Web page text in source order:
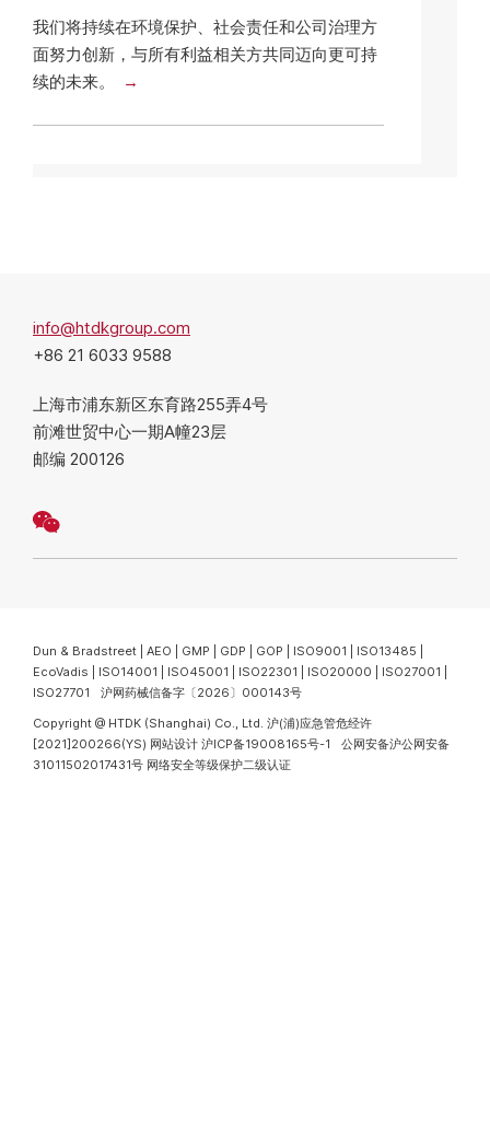
我们将持续在环境保护、社会责任和公司治理方
面努力创新，与所有利益相关方共同迈向更可持
续的未来。
info@htdkgroup.com
+86 21 6033 9588
上海市浦东新区东育路255弄4号
前滩世贸中心一期A幢23层
邮编 200126
Dun & Bradstreet | AEO | GMP | GDP | GOP | ISO9001 | ISO13485 |
EcoVadis | ISO14001 | ISO45001 | ISO22301 | ISO20000 | ISO27001 |
ISO27701 沪网药械信备字〔2026〕000143号
Copyright @ HTDK (Shanghai) Co., Ltd. 沪(浦)应急管危经许
[2021]200266(YS) 网站设计 沪ICP备19008165号-1
公网安备沪公网安备
31011502017431号 网络安全等级保护二级认证